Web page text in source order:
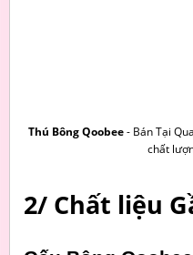
Thú Bông Qoobee- Bán Tại
chất
2/ Chất liệu